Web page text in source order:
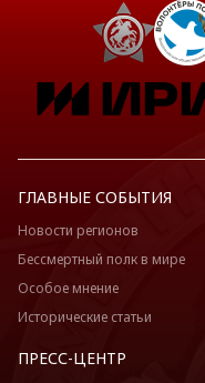
ГЛАВНЫЕ СОБЫТИЯ
Новости регионов
Бессмертный полк в мире
Особое мнение
Исторические статьи
ПРЕСС-ЦЕНТР